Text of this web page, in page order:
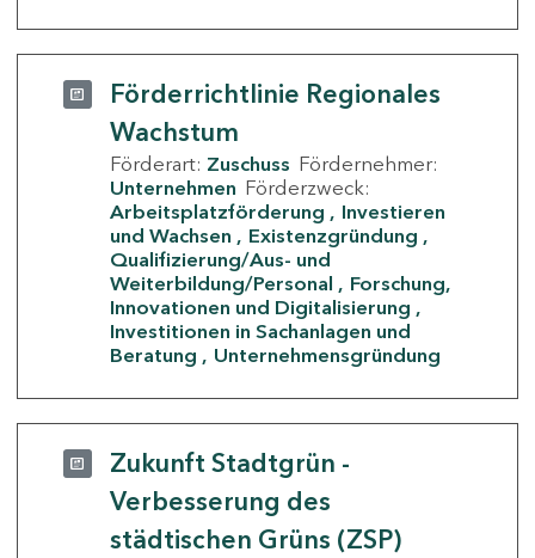
Förderrichtlinie Regionales
Wachstum
Förderart: Zuschuss Fördernehmer:
Unternehmen Förderzweck:
Arbeitsplatzförderung
Investieren
und Wachsen
Existenzgründung
Qualifizierung/Aus- und
Weiterbildung/Personal
Forschung,
Innovationen und Digitalisierung
Investitionen in Sachanlagen und
Beratung
Unternehmensgründung
Zukunft Stadtgrün -
Verbesserung des
städtischen Grüns (ZSP)